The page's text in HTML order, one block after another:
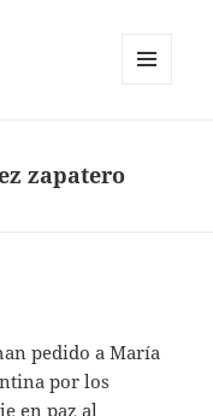
zapatero
pedido a María
por los
en paz al